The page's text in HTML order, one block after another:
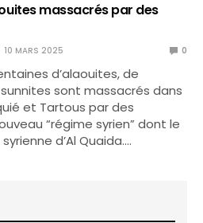
massacrés par des
10 MARS 2025 0
d’alaouites, de
sont massacrés dans
et Tartous par des
“régime syrien” dont le
d’Al Quaida.…